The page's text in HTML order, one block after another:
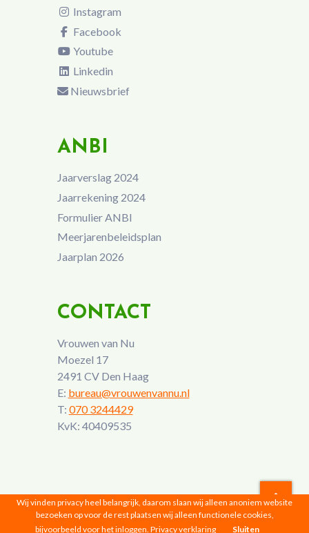
Instagram
Facebook
Youtube
Linkedin
Nieuwsbrief
ANBI
Jaarverslag 2024
Jaarrekening 2024
Formulier ANBI
Meerjarenbeleidsplan
Jaarplan 2026
CONTACT
Vrouwen van Nu
Moezel 17
2491 CV Den Haag
E: bureau@vrouwenvannu.nl
T: 070 3244429
KvK: 40409535
Vrouwen van Nu © 2026 |Privacyverklaring
Wij vinden privacy heel belangrijk, daarom slaan wij alleen anoniem website
bezoeken op voor de rest plaatsen wij alleen functionele cookies,
bijvoorbeeld voor het inloggen. Privacy verklaring Sluiten